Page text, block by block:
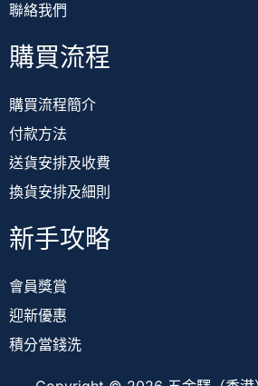
聯絡我們
購買流程
購買流程簡介
付款方法
送貨安排及收費
換貨安排及細則
新手攻略
會員獎賞
迎新優惠
積分當錢洗